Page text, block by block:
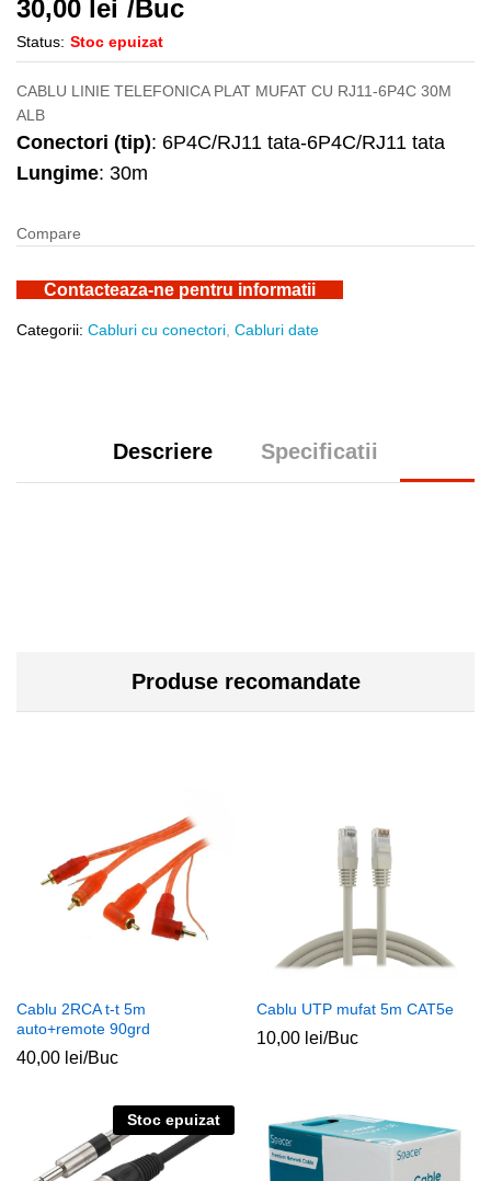
30,00 lei /Buc
Status: Stoc epuizat
CABLU LINIE TELEFONICA PLAT MUFAT CU RJ11-6P4C 30M
ALB
Conectori (tip): 6P4C/RJ11 tata-6P4C/RJ11 tata
Lungime: 30m
Compare
Contacteaza-ne pentru informatii
Categorii: Cabluri cu conectori Cabluri date
Descriere Specificatii
Produse recomandate
Cablu 2RCA t-t 5m
auto+remote 90grd
40,00 lei/Buc
Cablu UTP mufat 5m CAT5e
10,00 lei/Buc
Stoc epuizat